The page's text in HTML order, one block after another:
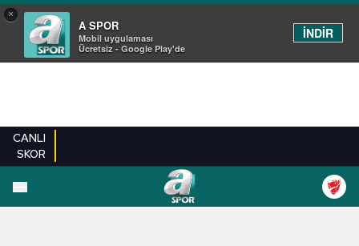
×
A SPOR
Mobil uygulaması
Ücretsiz - Google Play'de
İNDİR
CANLI
SKOR